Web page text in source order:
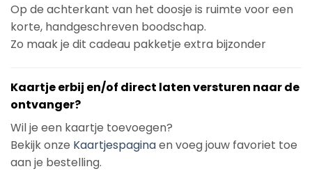
Op de achterkant van het doosje is ruimte voor een
korte, handgeschreven boodschap.
Zo maak je dit cadeau pakketje extra bijzonder
Kaartje erbij en/of direct laten versturen naar de
ontvanger?
Wil je een kaartje toevoegen?
Bekijk onze Kaartjespaginaen voeg jouw favoriet toe
aan je bestelling.